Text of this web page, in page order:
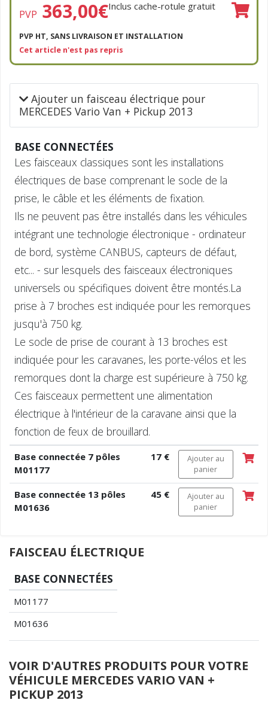
PVP 363,00€Inclus cache-rotule gratuit
PVP HT, SANS LIVRAISON ET INSTALLATION
Cet article n'est pas repris
Ajouter un faisceau électrique pour
MERCEDES Vario Van + Pickup 2013
BASE CONNECTÉES
Les faisceaux classiques sont les installations
électriques de base comprenant le socle de la
prise, le câble et les éléments de fixation.
Ils ne peuvent pas être installés dans les véhicules
intégrant une technologie électronique - ordinateur
de bord, système CANBUS, capteurs de défaut,
etc... - sur lesquels des faisceaux électroniques
universels ou spécifiques doivent être montés.La
prise à 7 broches est indiquée pour les remorques
jusqu'à 750 kg.
Le socle de prise de courant à 13 broches est
indiquée pour les caravanes, les porte-vélos et les
remorques dont la charge est supérieure à 750 kg.
Ces faisceaux permettent une alimentation
électrique à l'intérieur de la caravane ainsi que la
fonction de feux de brouillard.
Base connectée 7 pôles
M01177
17 €
Ajouter au
panier
Base connectée 13 pôles
M01636
45 €
Ajouter au
panier
FAISCEAU ÉLECTRIQUE
BASE CONNECTÉES
M01177
M01636
VOIR D'AUTRES PRODUITS POUR VOTRE
VÉHICULE MERCEDES VARIO VAN +
PICKUP 2013